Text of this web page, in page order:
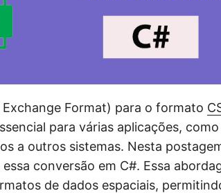
Exchange Format) para o formato
para várias aplicações,
a outros sistemas. Nesta
conversão em C#. Essa
de dados espaciais,